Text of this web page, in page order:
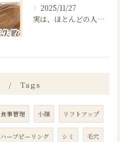
2025/11/27
実は、ほとんどの人は“ダイエットを始める前の段階”で失敗が確...
Tags
食事管理 小顔 リフトアップ
ハーブピーリング シミ 毛穴